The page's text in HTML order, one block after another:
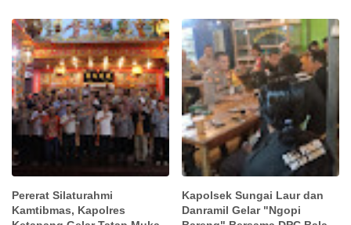
Pererat Silaturahmi
Kamtibmas, Kapolres
Kapolsek Sungai Laur dan
Danramil Gelar "Ngopi